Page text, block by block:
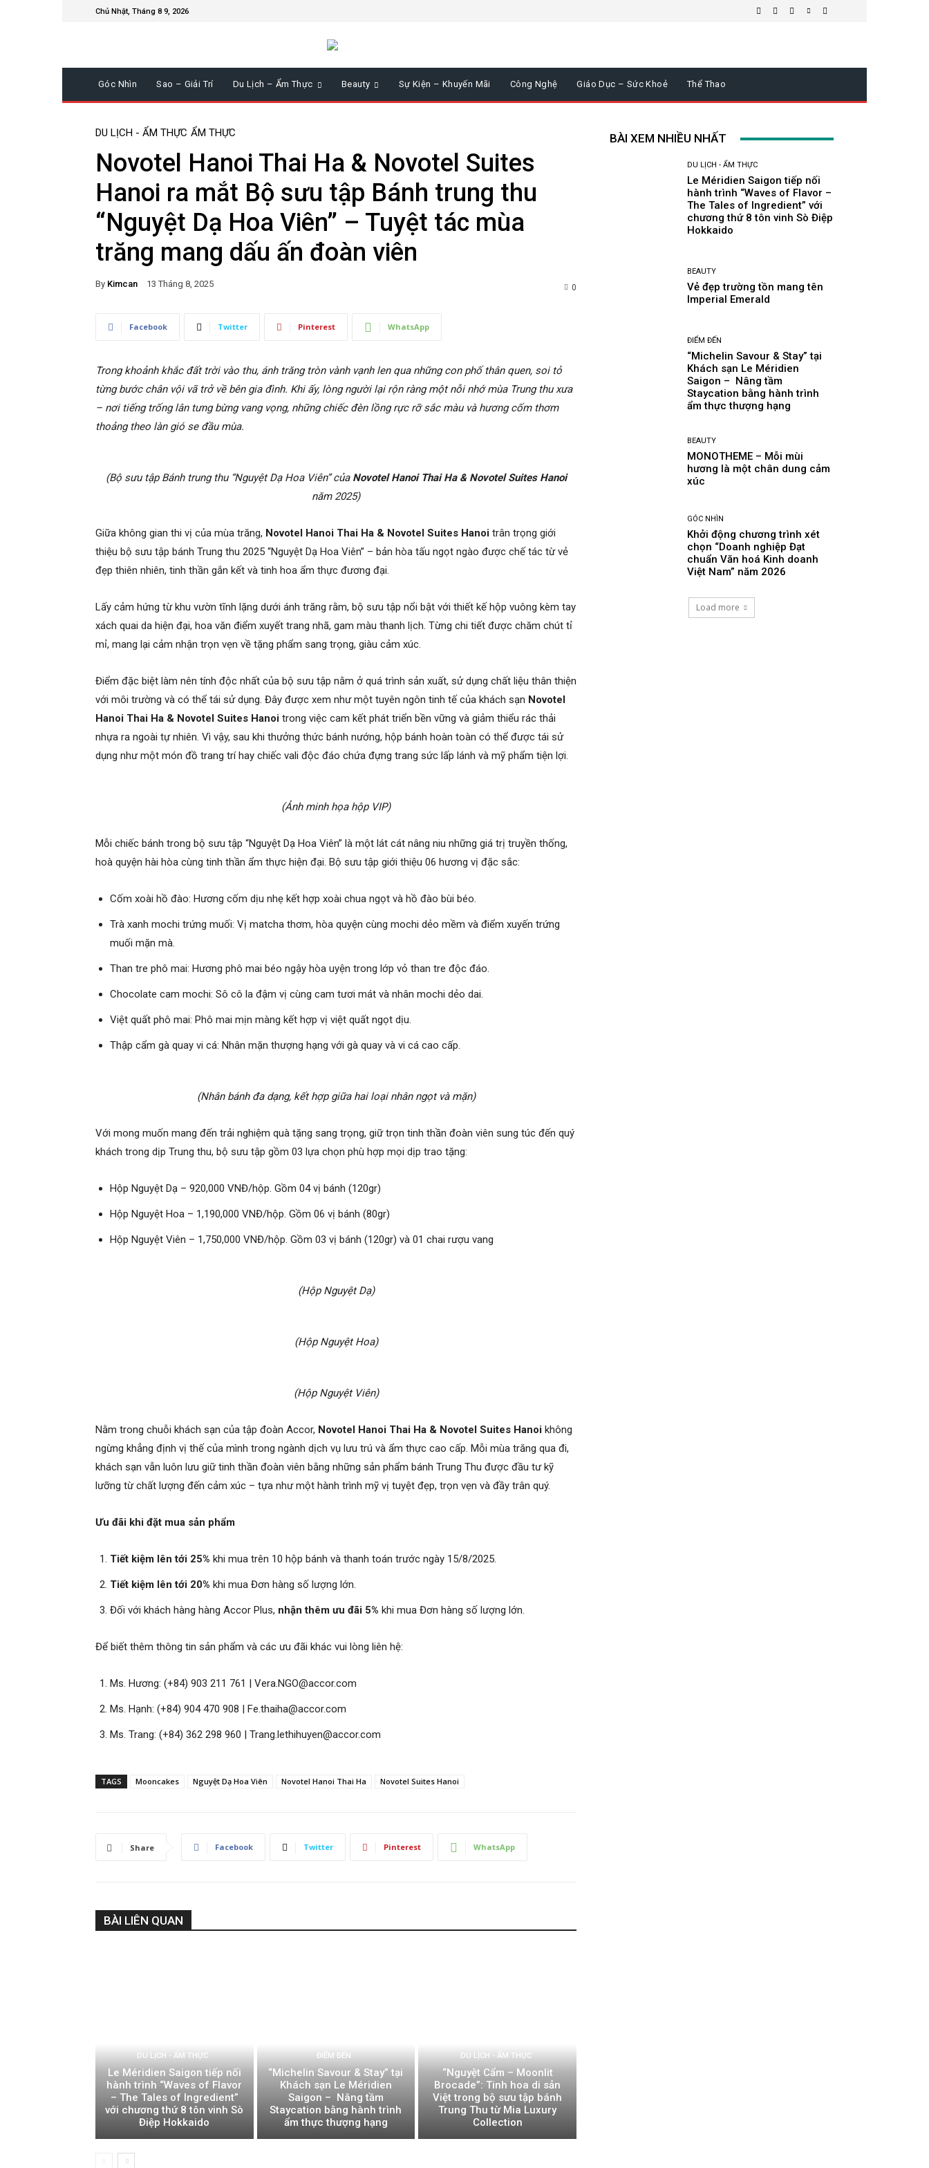
Chủ Nhật, Tháng 8 9, 2026
Góc Nhìn Sao – Giải Trí Du Lịch – Ẩm Thực Beauty Sự Kiện – Khuyến Mãi Công Nghệ Giáo Dục – Sức Khoẻ Thể Thao
DU LỊCH - ẨM THỰC ẨM THỰC
Novotel Hanoi Thai Ha & Novotel Suites
Hanoi ra mắt Bộ sưu tập Bánh trung thu
“Nguyệt Dạ Hoa Viên” – Tuyệt tác mùa
trăng mang dấu ấn đoàn viên
By Kimcan 13 Tháng 8, 2025 0
Facebook Twitter Pinterest WhatsApp
Trong khoảnh khắc đất trời vào thu, ánh trăng tròn vành vạnh len qua những con phố thân quen, soi tỏ
từng bước chân vội vã trở về bên gia đình. Khi ấy, lòng người lại rộn ràng một nỗi nhớ mùa Trung thu xưa
– nơi tiếng trống lân tưng bừng vang vọng, những chiếc đèn lồng rực rỡ sắc màu và hương cốm thơm
thoảng theo làn gió se đầu mùa.
(Bộ sưu tập Bánh trung thu “Nguyệt Dạ Hoa Viên” của Novotel Hanoi Thai Ha & Novotel Suites Hanoi
năm 2025)
Giữa không gian thi vị của mùa trăng, Novotel Hanoi Thai Ha & Novotel Suites Hanoi trân trọng giới
thiệu bộ sưu tập bánh Trung thu 2025 “Nguyệt Dạ Hoa Viên” – bản hòa tấu ngọt ngào được chế tác từ vẻ
đẹp thiên nhiên, tinh thần gắn kết và tinh hoa ẩm thực đương đại.
Lấy cảm hứng từ khu vườn tĩnh lặng dưới ánh trăng rằm, bộ sưu tập nổi bật với thiết kế hộp vuông kèm tay
xách quai da hiện đại, hoa văn điểm xuyết trang nhã, gam màu thanh lịch. Từng chi tiết được chăm chút tỉ
mỉ, mang lại cảm nhận trọn vẹn về tặng phẩm sang trọng, giàu cảm xúc.
Điểm đặc biệt làm nên tính độc nhất của bộ sưu tập nằm ở quá trình sản xuất, sử dụng chất liệu thân thiện
với môi trường và có thể tái sử dụng. Đây được xem như một tuyên ngôn tinh tế của khách sạn Novotel
Hanoi Thai Ha & Novotel Suites Hanoi trong việc cam kết phát triển bền vững và giảm thiểu rác thải
nhựa ra ngoài tự nhiên. Vì vậy, sau khi thưởng thức bánh nướng, hộp bánh hoàn toàn có thể được tái sử
dụng như một món đồ trang trí hay chiếc vali độc đáo chứa đựng trang sức lấp lánh và mỹ phẩm tiện lợi.
(Ảnh minh họa hộp VIP)
Mỗi chiếc bánh trong bộ sưu tập “Nguyệt Dạ Hoa Viên” là một lát cát nâng niu những giá trị truyền thống,
hoà quyện hài hòa cùng tinh thần ẩm thực hiện đại. Bộ sưu tập giới thiệu 06 hương vị đặc sắc:
Cốm xoài hồ đào: Hương cốm dịu nhẹ kết hợp xoài chua ngọt và hồ đào bùi béo.
Trà xanh mochi trứng muối: Vị matcha thơm, hòa quyện cùng mochi dẻo mềm và điểm xuyến trứng
muối mặn mà.
Than tre phô mai: Hương phô mai béo ngậy hòa uyện trong lớp vỏ than tre độc đáo.
Chocolate cam mochi: Sô cô la đậm vị cùng cam tươi mát và nhân mochi dẻo dai.
Việt quất phô mai: Phô mai mịn màng kết hợp vị việt quất ngọt dịu.
Thập cẩm gà quay vi cá: Nhân mặn thượng hạng với gà quay và vi cá cao cấp.
(Nhân bánh đa dạng, kết hợp giữa hai loại nhân ngọt và mặn)
Với mong muốn mang đến trải nghiệm quà tặng sang trọng, giữ trọn tinh thần đoàn viên sung túc đến quý
khách trong dịp Trung thu, bộ sưu tập gồm 03 lựa chọn phù hợp mọi dịp trao tặng:
Hộp Nguyệt Dạ – 920,000 VNĐ/hộp. Gồm 04 vị bánh (120gr)
Hộp Nguyệt Hoa – 1,190,000 VNĐ/hộp. Gồm 06 vị bánh (80gr)
Hộp Nguyệt Viên – 1,750,000 VNĐ/hộp. Gồm 03 vị bánh (120gr) và 01 chai rượu vang
(Hộp Nguyệt Dạ)
(Hộp Nguyệt Hoa)
(Hộp Nguyệt Viên)
Nằm trong chuỗi khách sạn của tập đoàn Accor, Novotel Hanoi Thai Ha & Novotel Suites Hanoi không
ngừng khẳng định vị thế của mình trong ngành dịch vụ lưu trú và ẩm thực cao cấp. Mỗi mùa trăng qua đi,
khách sạn vẫn luôn lưu giữ tinh thần đoàn viên bằng những sản phẩm bánh Trung Thu được đầu tư kỹ
lưỡng từ chất lượng đến cảm xúc – tựa như một hành trình mỹ vị tuyệt đẹp, trọn vẹn và đầy trân quý.
Ưu đãi khi đặt mua sản phẩm
Tiết kiệm lên tới 25% khi mua trên 10 hộp bánh và thanh toán trước ngày 15/8/2025.
Tiết kiệm lên tới 20% khi mua Đơn hàng số lượng lớn.
Đối với khách hàng hàng Accor Plus, nhận thêm ưu đãi 5% khi mua Đơn hàng số lượng lớn.
Để biết thêm thông tin sản phẩm và các ưu đãi khác vui lòng liên hệ:
Ms. Hương: (+84) 903 211 761 | Vera.NGO@accor.com
Ms. Hạnh: (+84) 904 470 908 | Fe.thaiha@accor.com
Ms. Trang: (+84) 362 298 960 | Trang.lethihuyen@accor.com
TAGS Mooncakes Nguyệt Dạ Hoa Viên Novotel Hanoi Thai Ha Novotel Suites Hanoi
Share Facebook Twitter Pinterest WhatsApp
BÀI LIÊN QUAN
DU LỊCH - ẨM THỰC
Le Méridien Saigon tiếp nối
hành trình “Waves of Flavor
– The Tales of Ingredient”
với chương thứ 8 tôn vinh Sò
Điệp Hokkaido
ĐIỂM ĐẾN
“Michelin Savour & Stay” tại
Khách sạn Le Méridien
Saigon – Nâng tầm
Staycation bằng hành trình
ẩm thực thượng hạng
DU LỊCH - ẨM THỰC
“Nguyệt Cẩm – Moonlit
Brocade”: Tinh hoa di sản
Việt trong bộ sưu tập bánh
Trung Thu từ Mia Luxury
Collection
BÀI XEM NHIỀU NHẤT
DU LỊCH - ẨM THỰC
Le Méridien Saigon tiếp nối
hành trình “Waves of Flavor –
The Tales of Ingredient” với
chương thứ 8 tôn vinh Sò Điệp
Hokkaido
BEAUTY
Vẻ đẹp trường tồn mang tên
Imperial Emerald
ĐIỂM ĐẾN
“Michelin Savour & Stay” tại
Khách sạn Le Méridien
Saigon – Nâng tầm
Staycation bằng hành trình
ẩm thực thượng hạng
BEAUTY
MONOTHEME – Mỗi mùi
hương là một chân dung cảm
xúc
GÓC NHÌN
Khởi động chương trình xét
chọn “Doanh nghiệp Đạt
chuẩn Văn hoá Kinh doanh
Việt Nam” năm 2026
Load more